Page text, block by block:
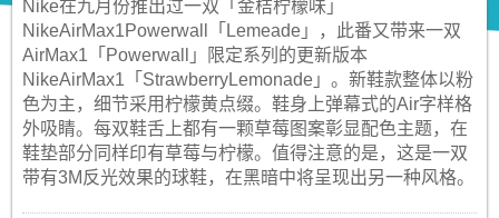
Nike在九月份推出过一双「金桔柠檬味」
NikeAirMax1Powerwall「Lemeade」，此番又带来一双
AirMax1「Powerwall」限定系列的更新版本
NikeAirMax1「StrawberryLemonade」。新鞋款整体以粉
色为主，细节采用柠檬黄点缀。鞋身上弹幕式的Air字样格
外吸睛。每双鞋舌上都有一颗草莓图案彰显配色主题，在
鞋垫部分同样印有草莓与柠檬。值得注意的是，这是一双
带有3M反光效果的球鞋，在黑暗中将呈现出另一种风格。